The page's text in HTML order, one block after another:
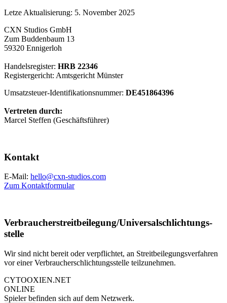
Letze Aktualisierung: 5. November 2025
CXN Studios GmbH
Zum Buddenbaum 13
59320 Ennigerloh
Handelsregister: HRB 22346
Registergericht: Amtsgericht Münster
Umsatzsteuer-Identifikationsnummer: DE451864396
Vertreten durch:
Marcel Steffen (Geschäftsführer)
Kontakt
E-Mail: hello@cxn-studios.com
Zum Kontaktformular
Verbraucher­streit­beilegung/Universal­schlichtungs­
stelle
Wir sind nicht bereit oder verpflichtet, an Streitbeilegungsverfahren
vor einer Verbraucherschlichtungsstelle teilzunehmen.
CYTOOXIEN.NET
ONLINE
Spieler befinden sich auf dem Netzwerk.